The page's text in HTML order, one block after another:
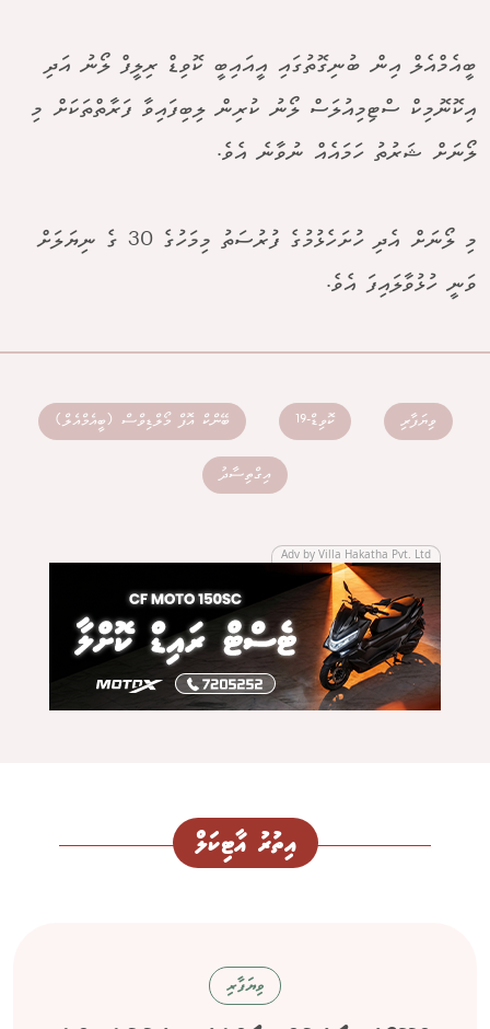
ބީއެމްއެލް އިން ބުނިގޮތުގައި އީއައިބީ ކޮވިޑް ރިލީފް ލޯނު އަދި
އިކޮނޮމިކް ސްޓިމިއުލަސް ލޯނު ކުރިން ލިބިފައިވާ ފަރާތްތަކަށް މި
ލޯނަށް ޝަރުތު ހަމައެއް ނުވާނެ އެވެ.
މި ލޯނަށް އެދި ހުށަހެޅުމުގެ ފުރުސަތު މިމަހުގެ 30 ގެ ނިޔަލަށް
ވަނީ ހުޅުވާލައިފަ އެވެ.
ވިޔަފާރި ކޮވިޑް-19 ބޭންކް އޮފް މޯލްޑިވްސް (ބީއެމްއެލް)
އިގްތިސާދު
Adv by Villa Hakatha Pvt. Ltd
އިތުރު އާޓިކަލް
ވިޔަފާރި